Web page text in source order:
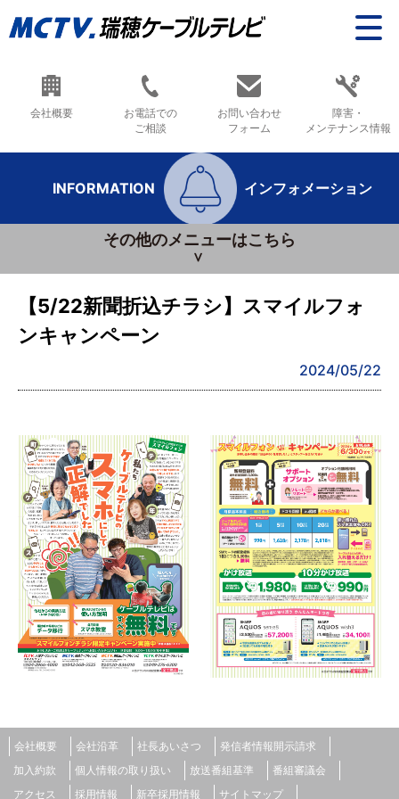
会社概要
お電話での
ご相談
お問い合わせ
フォーム
障害・
メンテナンス情報
INFORMATION インフォメーション
その他のメニューはこちら
【5/22新聞折込チラシ】スマイルフォ
ンキャンペーン
2024/05/22
会社概要 会社沿革 社長あいさつ
発信者情報開示請求
加入約款
個人情報の取り扱い 放送番組基準
番組審議会
アクセス
採用情報 新卒採用情報 サイトマップ